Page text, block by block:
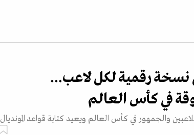
نسخة رقمية لكل لاعب...
في كأس العالم
والجمهور في كأس العالم ويعيد كتابة قواعد المونديال